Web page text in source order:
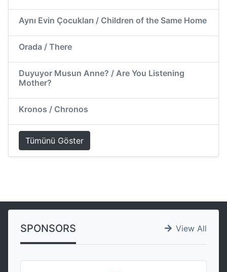
Aynı Evin Çocukları / Children of the Same Home
Orada / There
Duyuyor Musun Anne? / Are You Listening
Mother?
Kronos / Chronos
Tümünü Göster
View All
SPONSORS